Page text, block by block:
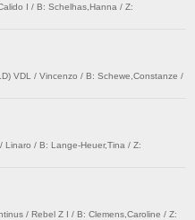
I / B: Schelhas,Hanna / Z:
VDL / Vincenzo / B: Schewe,Constanze /
Linaro / B: Lange-Heuer,Tina / Z:
/ Rebel Z I / B: Clemens,Caroline / Z: